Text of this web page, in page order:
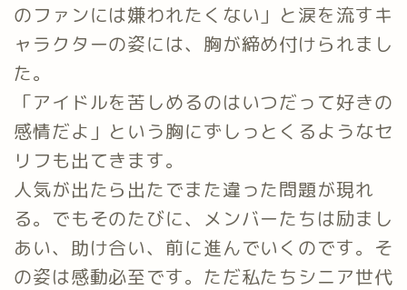
のファンには嫌われたくない」と涙を流すキ
ャラクターの姿には、胸が締め付けられまし
た。
「アイドルを苦しめるのはいつだって好きの
感情だよ」という胸にずしっとくるようなセ
リフも出てきます。
人気が出たら出たでまた違った問題が現れ
る。でもそのたびに、メンバーたちは励まし
あい、助け合い、前に進んでいくのです。そ
の姿は感動必至です。ただ私たちシニア世代